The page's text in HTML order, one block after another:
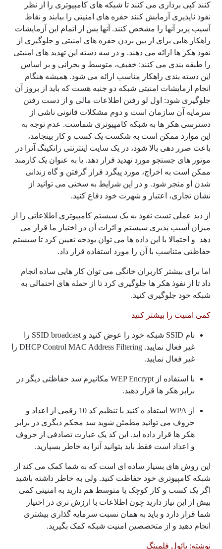
کنند کپی برداری می کنند تا شبکه های کامپیوتری را از نظر
نفوذ ناپذیری آزمایش کنند حفره های امنیتی را بیابند و نقاط
آسیب پزیر آنها را مشخص کنند. آنها پس از اتمام این آزمایشات
راهکار هایی برای از بین بردن حفره های امنیتی و جلوگیری از
نفوذ هکر ها ارائه می دهند. و در سه دسته این تهدید های امنیتی
را طبقه بندی می کنند: خفیف، متوسط و بحرانی و بر اساس
این دسته بندی راهکار مناسب ارائه می شود. همیشه هنگام
انجام ازمایشات امنیتی شبکه دو جنبه هست که باید از بروز آن
جلوگیری شود: اول لو رفتن اطلاعات مالی و از دست رفتن
سرمایه آن سازمان است و دوم مشکلات قانونی ناشی از
دسترسی هکر ها به شبکه کامپیوتری شماست. عدم توجه به
این موارد ممکن است به شکست یک کسب و کار بینجامد،
باعث صرر دهی بالا شود، در یک سایت اینترنتی رانکینگ آنرا در
موتور های جستجو مورد تهدید قرار دهد. یا به عنوان یک کارمند
ممکن است به اخراج، مورد پیگرد قرار گرفتن و گاه زندانی
شدن او منجر شود. و در این شرایط به سختی می توانید از
نشان تجاری، اعتبار و شهرت خود دفاع کنید.
از دید عملی تست نفوذ به یک سیستم کامپیوتری اطلاعاتی را از
میزان آسیب پذیری سیستم و اثرات آن در اختیار ما قرار می
دهد و احتمالا با این داده ها می توان بودجه تعیین کرد تا سیستم
حفاظتی متناسب با آن را مورد استفاده قرار داد.
اما برای بیشتر کاربران خانگی می توان کار هایی ساده انجام
داد تا از نفوذ هکر ها جلوگیری کرد تا از حمله های احتمالی به
شبکه خود جلوگیری کنید.
کمی امنیت را بیشتر کنید
نام SSID شبکه خود را عوض کنید و SSID broadcast را
غیر فعال نمایید. DHCP Control MAC Address Filtering را
غیر فعال نمایید.
با استفاده از WEP Encrypt مکانیزم سد حفاظتی دیگر در
برابر هکر ها قرار دهید.
از WPA استفاد ه کنید با تنظیم کد 10 رقمی از اعداد و
حروف می توانید مطمئن شوید سد محکم دیگری در برابر
هکر ها قرار داده اید. این کد یک عبارت تصادفی از حروف
و اعداد است فقط باید بتوانید آنرا به خاطر بسپارید.
این روش های بسیار ساده ای است که به شما کمک می کند از
شبکه کامپیوتری خود حفاظت کنید. ولی به خاطر داشته باشید
اگر یک کسب و کار کوچک یا متوسط هم دارید به امنیتی کمی
بیش از این نیاز دارید چون اطلاعات با ارزش تری در اختیار
شما قرار دارد و باید به همان نسبت سرمایه گذاری بیشتری
انجام دهید و از متخصصین امنیت شبکه کمک بگیرید.
نوشته: پائول فلمینگ